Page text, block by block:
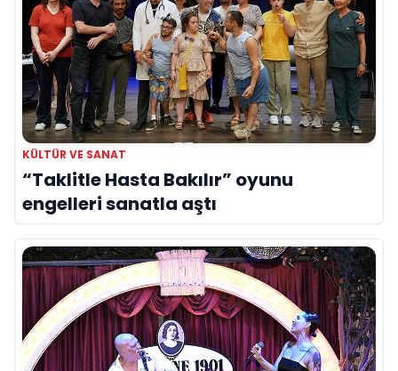
KÜLTÜR VE SANAT
“Taklitle Hasta Bakılır” oyunu
engelleri sanatla aştı